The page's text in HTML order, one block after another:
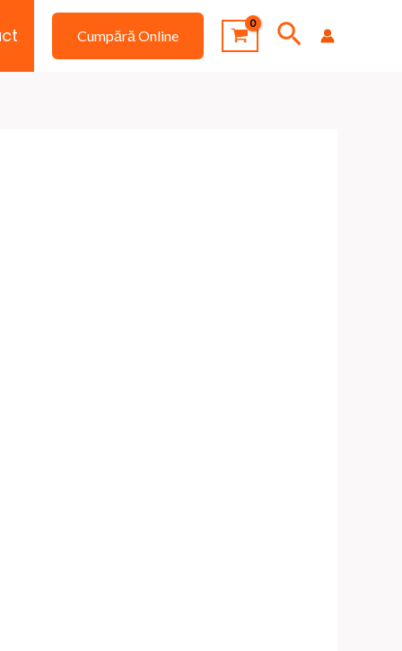
Cumpără Online Search